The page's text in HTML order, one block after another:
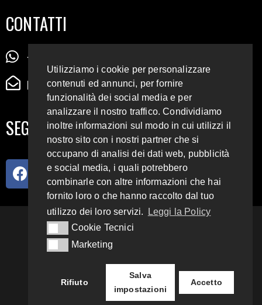
CONTATTI
+39 345 72 72 88 5
radiodigiesse@gmail.com
SEGUICI SUI SOCIAL
93.4 E 95.3 FM
Privacy & Cookie Policy
Utilizziamo i cookie per personalizzare
contenuti ed annunci, per fornire
funzionalità dei social media e per
analizzare il nostro traffico. Condividiamo
inoltre informazioni sul modo in cui utilizzi il
nostro sito con i nostri partner che si
occupano di analisi dei dati web, pubblicità
e social media, i quali potrebbero
combinarle con altre informazioni che hai
fornito loro o che hanno raccolto dal tuo
utilizzo dei loro servizi.
Leggi la Policy
Cookie Tecnici
Cookie Tecnici
MarketingMarketing
Rifiuto
Salva
impostazioni
Accetto